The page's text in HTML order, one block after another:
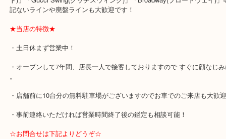
強化買取モデル「New Bamboo(ニューバンブー)」「New Jackie(ニ
「Sylvie(シルヴィ)」「Stirrup(スティラップ)」「NYMPHAEA(ニム
「Bamboo Shopper(バンブーショッパー)」「HOBO(ホーボー)」「
ス)」「Soft Stirrup(ソフトスティラップ)」「Bamboo Daily(バンブ
ー)」「Ladyweb(レディウェブ)」「Ladylock(レディロック)」「
Backpakバンブーレザーバックパック」「QueenMargaret(クリーン
記ないラインや廃盤ラインも大歓迎です！
★当店の特徴★
・土日休まず営業中！